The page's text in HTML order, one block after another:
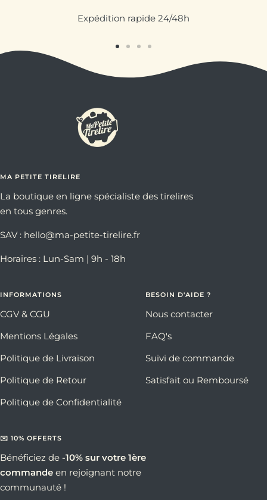
Expédition rapide 24/48h
MA PETITE TIRELIRE
La boutique en ligne spécialiste des tirelires
en tous genres.
SAV : hello@ma-petite-tirelire.fr
Horaires : Lun-Sam | 9h - 18h
INFORMATIONS
CGV & CGU
Mentions Légales
Politique de Livraison
Politique de Retour
Politique de Confidentialité
BESOIN D'AIDE ?
Nous contacter
FAQ's
Suivi de commande
Satisfait ou Remboursé
✉️ 10% OFFERTS
Bénéficiez de -10% sur votre 1ère
commande en rejoignant notre
communauté !